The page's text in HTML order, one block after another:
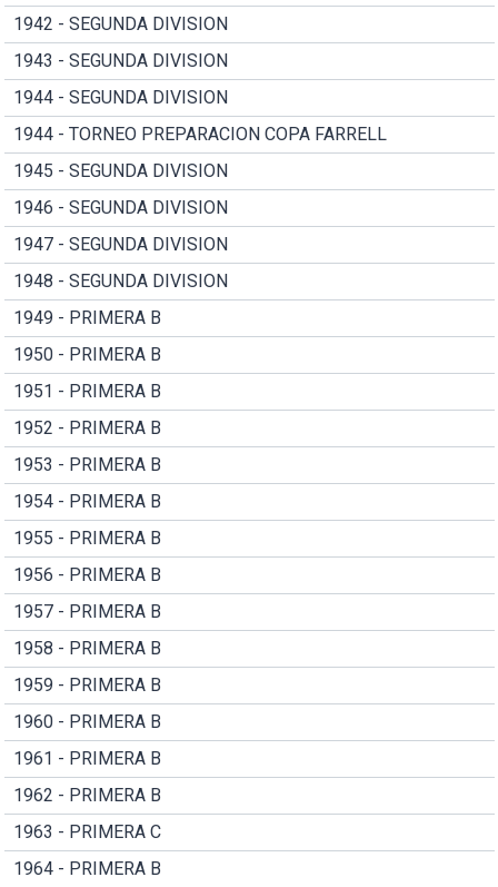
1942 - SEGUNDA DIVISION
1943 - SEGUNDA DIVISION
1944 - SEGUNDA DIVISION
1944 - TORNEO PREPARACION COPA FARRELL
1945 - SEGUNDA DIVISION
1946 - SEGUNDA DIVISION
1947 - SEGUNDA DIVISION
1948 - SEGUNDA DIVISION
1949 - PRIMERA B
1950 - PRIMERA B
1951 - PRIMERA B
1952 - PRIMERA B
1953 - PRIMERA B
1954 - PRIMERA B
1955 - PRIMERA B
1956 - PRIMERA B
1957 - PRIMERA B
1958 - PRIMERA B
1959 - PRIMERA B
1960 - PRIMERA B
1961 - PRIMERA B
1962 - PRIMERA B
1963 - PRIMERA C
1964 - PRIMERA B